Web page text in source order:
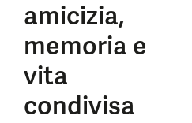
amicizia,
memoria e
vita
condivisa